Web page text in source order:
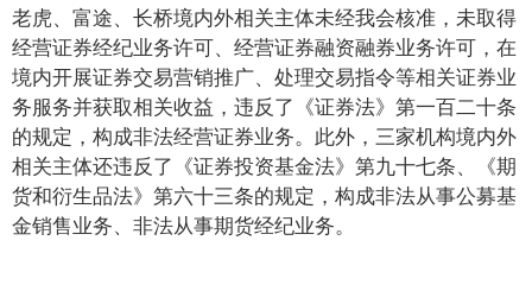
老虎、富途、长桥境内外相关主体未经我会核准，未取得
经营证券经纪业务许可、经营证券融资融券业务许可，在
境内开展证券交易营销推广、处理交易指令等相关证券业
务服务并获取相关收益，违反了《证券法》第一百二十条
的规定，构成非法经营证券业务。此外，三家机构境内外
相关主体还违反了《证券投资基金法》第九十七条、《期
货和衍生品法》第六十三条的规定，构成非法从事公募基
金销售业务、非法从事期货经纪业务。